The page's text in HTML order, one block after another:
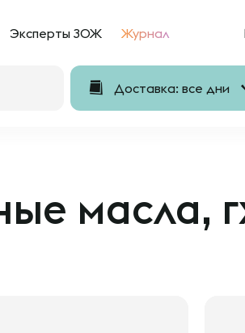
Эксперты ЗОЖ Журнал
Доставка: все дни
масла,